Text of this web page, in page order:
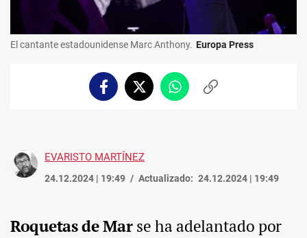
El cantante estadounidense Marc Anthony. Europa Press
FacebookTwitterWhatsappCopiar
EVARISTO MARTÍNEZ
24.12.2024 | 19:49 Actualizado: 24.12.2024 | 19:49
Roquetas de Marse ha adelantado por